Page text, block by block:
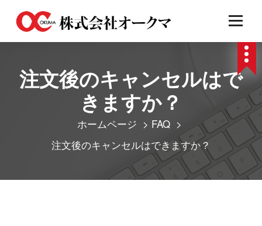
ッ
注文後のキャンセルはで
きますか？
ホームページ > FAQ >
注文後のキャンセルはできますか？